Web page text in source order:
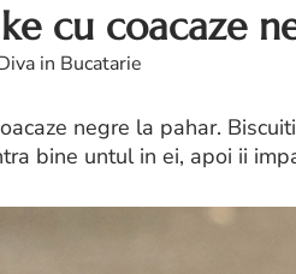
cu coacaze
in Bucatarie
negre la pahar.
bine untul in ei, apoi ii